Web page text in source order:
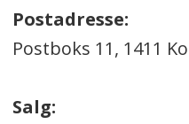
Postadresse:
Postboks 11, 1411
Salg: